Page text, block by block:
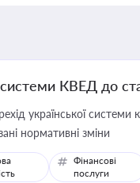
системи КВЕД до
української системи
нормативні зміни
Фінансові
послуги